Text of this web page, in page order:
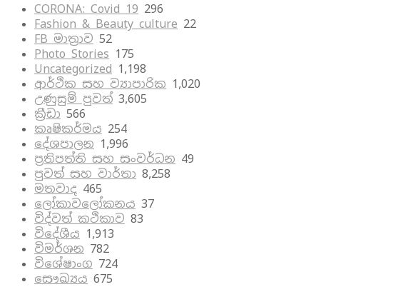
CORONA: Covid 19 296
Fashion & Beauty culture 22
FB මාත්‍රාව 52
Photo Stories 175
Uncategorized 1,198
ආර්ථික සහ ව්‍යාපාරික 1,020
උණුසුම් පුවත් 3,605
ක්‍රීඩා 566
කෘෂිකර්මය 254
දේශපාලන 1,996
ප්‍රතිපත්ති සහ සංවර්ධන 49
පුවත් සහ වාර්තා 8,258
මතවාද 465
ලෝකාවලෝකනය 37
විද්වත් කථිකාව 83
විදේශීය 1,913
විමර්ශන 782
විශේෂාංග 724
සෞඛ්‍යය 675